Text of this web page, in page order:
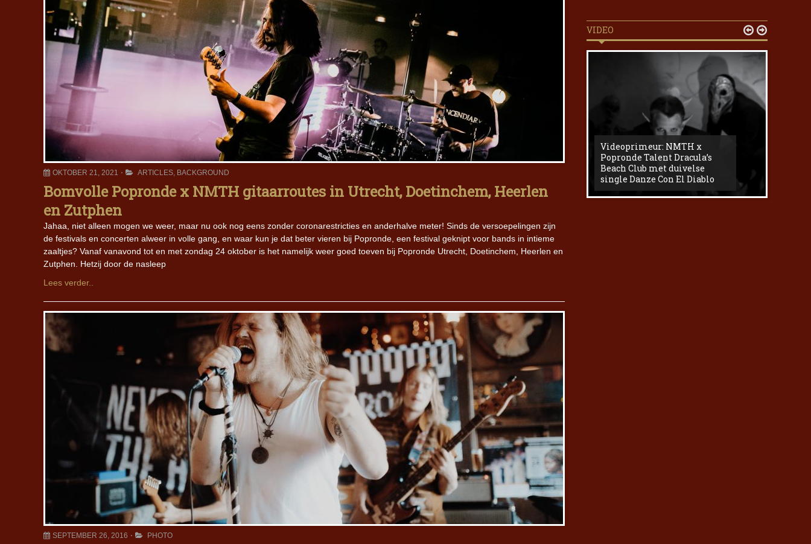
OKTOBER 21, 2021 ARTICLES, BACKGROUND
Bomvolle Popronde x NMTH gitaarroutes in Utrecht, Doetinchem, Heerlen
en Zutphen
Jahaa, niet alleen mogen we weer, maar nu ook nog eens zonder coronarestricties en anderhalve meter! Sinds de versoepelingen zijn
de festivals en concerten alweer in volle gang, en waar kun je dat beter vieren bij Popronde, een festival geknipt voor bands in intieme
zaaltjes? Vanaf vanavond tot en met zondag 24 oktober is het namelijk weer goed toeven bij Popronde Utrecht, Doetinchem, Heerlen en
Zutphen. Hetzij door de nasleep
Lees verder..
SEPTEMBER 26, 2016 PHOTO
VIDEO
Iron Jinn doopt vers epos The
Videoprimeur: NMTH x
Popronde Talent Dracula’s
Beach Club met duivelse
single Danze Con El Diablo
 